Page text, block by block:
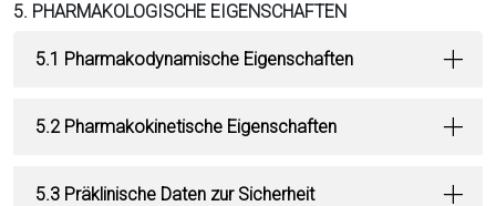
5. PHARMAKOLOGISCHE EIGENSCHAFTEN
5.1 Pharmakodynamische Eigenschaften
5.2 Pharmakokinetische Eigenschaften
5.3 Präklinische Daten zur Sicherheit